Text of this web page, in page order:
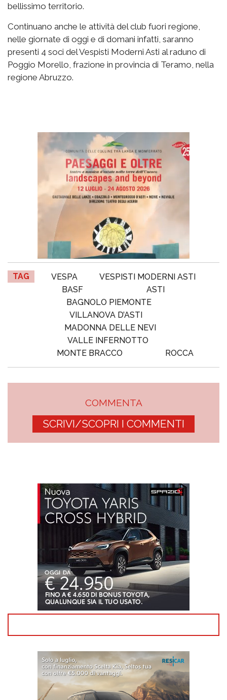
bellissimo territorio.
Continuano anche le attività del club fuori regione,
nelle giornate di oggi e di domani infatti, saranno
presenti 4 soci del Vespisti Moderni Asti al raduno di
Poggio Morello, frazione in provincia di Teramo, nella
regione Abruzzo.
TAG VESPA
VESPISTI MODERNI ASTI
BASF
ASTI
BAGNOLO PIEMONTE
VILLANOVA D’ASTI
MADONNA DELLE NEVI
VALLE INFERNOTTO
MONTE BRACCO
ROCCA
COMMENTA
SCRIVI/SCOPRI I COMMENTI